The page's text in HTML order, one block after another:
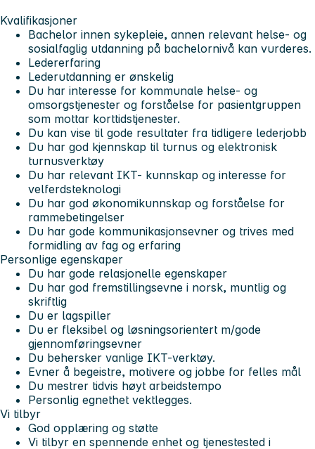
Kvalifikasjoner
Bachelor innen sykepleie, annen relevant helse- og
sosialfaglig utdanning på bachelornivå kan vurderes.
Ledererfaring
Lederutdanning er ønskelig
Du har interesse for kommunale helse- og
omsorgstjenester og forståelse for pasientgruppen
som mottar korttidstjenester.
Du kan vise til gode resultater fra tidligere lederjobb
Du har god kjennskap til turnus og elektronisk
turnusverktøy
Du har relevant IKT- kunnskap og interesse for
velferdsteknologi
Du har god økonomikunnskap og forståelse for
rammebetingelser
Du har gode kommunikasjonsevner og trives med
formidling av fag og erfaring
Personlige egenskaper
Du har gode relasjonelle egenskaper
Du har god fremstillingsevne i norsk, muntlig og
skriftlig
Du er lagspiller
Du er fleksibel og løsningsorientert m/gode
gjennomføringsevner
Du behersker vanlige IKT-verktøy.
Evner å begeistre, motivere og jobbe for felles mål
Du mestrer tidvis høyt arbeidstempo
Personlig egnethet vektlegges.
Vi tilbyr
God opplæring og støtte
Vi tilbyr en spennende enhet og tjenestested i